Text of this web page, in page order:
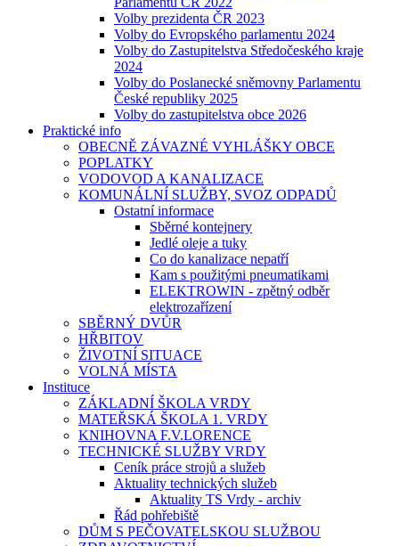
Volby prezidenta ČR 2023
Volby do Evropského parlamentu 2024
Volby do Zastupitelstva Středočeského kraje
2024
Volby do Poslanecké sněmovny Parlamentu
České republiky 2025
Volby do zastupitelstva obce 2026
Praktické info
OBECNĚ ZÁVAZNÉ VYHLÁŠKY OBCE
POPLATKY
VODOVOD A KANALIZACE
KOMUNÁLNÍ SLUŽBY, SVOZ ODPADŮ
Ostatní informace
Sběrné kontejnery
Jedlé oleje a tuky
Co do kanalizace nepatří
Kam s použitými pneumatikami
ELEKTROWIN - zpětný odběr
elektrozařízení
SBĚRNÝ DVŮR
HŘBITOV
ŽIVOTNÍ SITUACE
VOLNÁ MÍSTA
Instituce
ZÁKLADNÍ ŠKOLA VRDY
MATEŘSKÁ ŠKOLA 1. VRDY
KNIHOVNA F.V.LORENCE
TECHNICKÉ SLUŽBY VRDY
Ceník práce strojů a služeb
Aktuality technických služeb
Aktuality TS Vrdy - archiv
Řád pohřebiště
DŮM S PEČOVATELSKOU SLUŽBOU